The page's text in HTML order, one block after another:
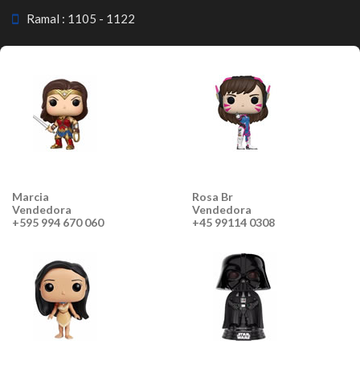
Ramal : 1105 - 1122
Marcia
Vendedora
+595 994 670 060
Rosa Br
Vendedora
+45 99114 0308